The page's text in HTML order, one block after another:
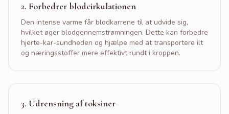
Kontakt
Book tid
2. Forbedrer blodcirkulationen
Den intense varme får blodkarrene til at udvide sig,
hvilket øger blodgennemstrømningen. Dette kan forbedre
hjerte-kar-sundheden og hjælpe med at transportere ilt
og næringsstoffer mere effektivt rundt i kroppen.
3. Udrensning af toksiner